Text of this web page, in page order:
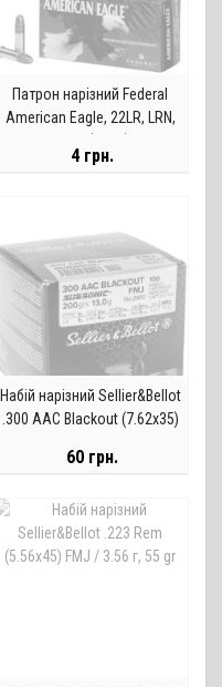
Патрон нарізний Federal
American Eagle, 22LR, LRN,
4 грн.
Набій нарізний Sellier&Bellot
.300 AAC Blackout (7.62x35)
60 грн.